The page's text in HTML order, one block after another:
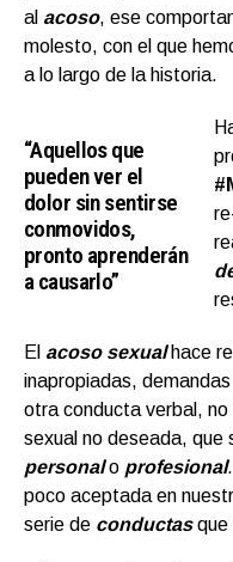
al acoso, ese
molesto, con el que
a lo largo de la historia.
“Aquellos que
pueden ver el
dolor sin sentirse
conmovidos,
pronto aprenderán
a causarlo”
El acoso sexualhace
inapropiadas,
otra conducta verbal,
sexual no deseada, que
personal o profesional
poco aceptada en
serie de conductasque